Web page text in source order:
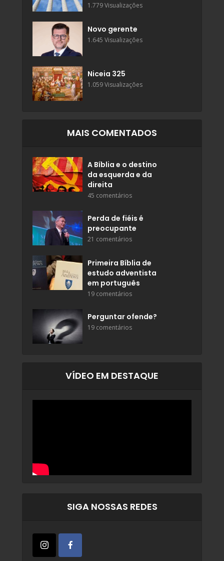
1.779 Visualizações
Novo gerente
1.645 Visualizações
Niceia 325
1.059 Visualizações
MAIS COMENTADOS
A Bíblia e o destino
da esquerda e da
direita
45 comentários
Perda de fiéis é
preocupante
21 comentários
Primeira Bíblia de
estudo adventista
em português
19 comentários
Perguntar ofende?
19 comentários
VÍDEO EM DESTAQUE
SIGA NOSSAS REDES